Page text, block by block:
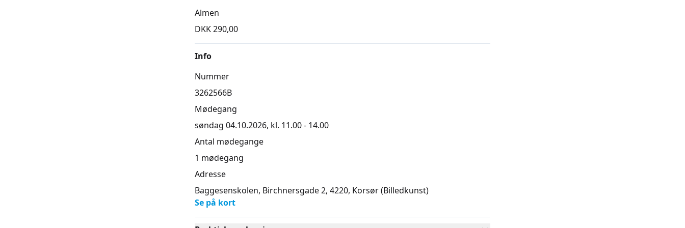
Almen
DKK 290,00
Info
Nummer
3262566B
Mødegang
søndag 04.10.2026, kl. 11.00 - 14.00
Antal mødegange
1 mødegang
Adresse
Baggesenskolen, Birchnersgade 2, 4220, Korsør(Billedkunst)
Se på kort